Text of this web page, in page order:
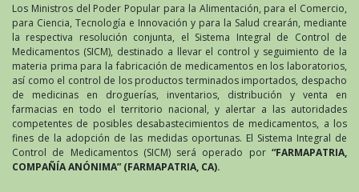
Los Ministros del Poder Popular para la Alimentación, para el Comercio,
para Ciencia, Tecnología e Innovación y para la Salud crearán, mediante
la respectiva resolución conjunta, el Sistema Integral de Control de
Medicamentos (SICM), destinado a llevar el control y seguimiento de la
materia prima para la fabricación de medicamentos en los laboratorios,
así como el control de los productos terminados importados, despacho
de medicinas en droguerías, inventarios, distribución y venta en
farmacias en todo el territorio nacional, y alertar a las autoridades
competentes de posibles desabastecimientos de medicamentos, a los
fines de la adopción de las medidas oportunas. El Sistema Integral de
Control de Medicamentos (SICM) será operado por “FARMAPATRIA,
COMPAÑÍA ANÓNIMA” (FARMAPATRIA, CA).